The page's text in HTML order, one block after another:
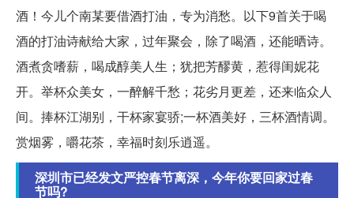
酒！今儿个南某要借酒打油，专为消愁。以下9首关于喝
酒的打油诗献给大家，过年聚会，除了喝酒，还能晒诗。
酒煮贪嗜薪，喝成醇美人生；犹把芳醪黄，惹得闺妮花
开。举杯众美女，一醉解千愁；花劣月更差，还来临众人
间。捧杯江湖别，干杯家宴骄;一杯酒美好，三杯酒情调。
赏烟雾，嚼花茶，幸福时刻乐逍遥。
深圳市已经发文严控春节离深，今年你要回家过春
节吗?